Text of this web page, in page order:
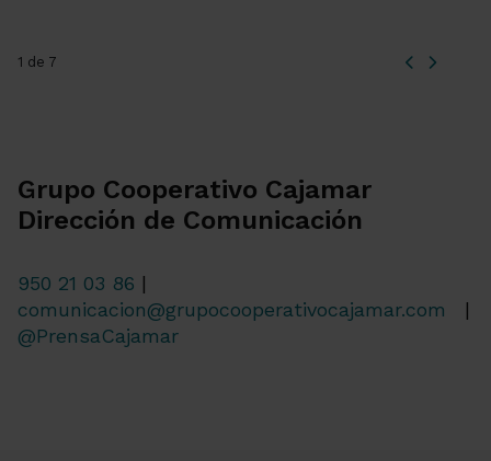
1 de 7
Grupo Cooperativo Cajamar
Dirección de Comunicación
950 21 03 86 |
comunicacion@grupocooperativocajamar.com |
@PrensaCajamar